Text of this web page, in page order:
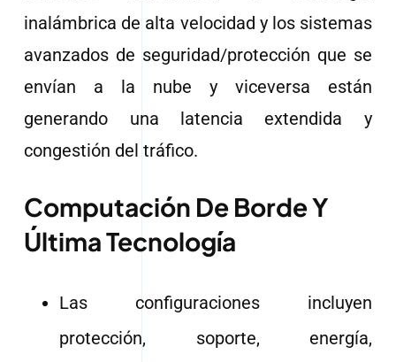
inalámbrica de alta velocidad y los sistemas
avanzados de seguridad/protección que se
envían a la nube y viceversa están
generando una latencia extendida y
congestión del tráfico.
Computación De Borde Y
Última Tecnología
Las configuraciones incluyen
protección, soporte, energía,